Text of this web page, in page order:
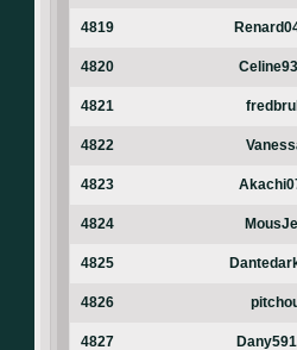
4819
4820
4821
4822
4823
4824
4825
4826
4827